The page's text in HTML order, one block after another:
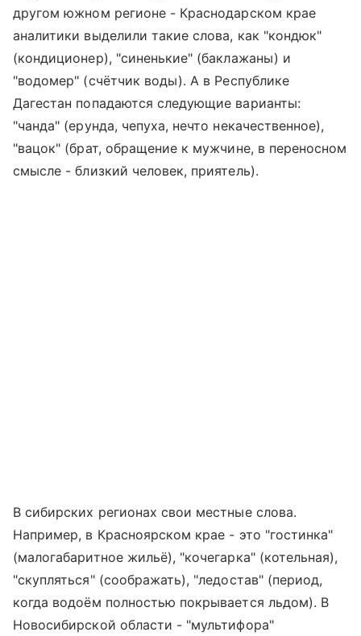
другом южном регионе - Краснодарском крае
аналитики выделили такие слова, как "кондюк"
(кондиционер), "синенькие" (баклажаны) и
"водомер" (счётчик воды). А в Республике
Дагестан попадаются следующие варианты:
"чанда" (ерунда, чепуха, нечто некачественное),
"вацок" (брат, обращение к мужчине, в переносном
смысле - близкий человек, приятель).
В сибирских регионах свои местные слова.
Например, в Красноярском крае - это "гостинка"
(малогабаритное жильё), "кочегарка" (котельная),
"скупляться" (соображать), "ледостав" (период,
когда водоём полностью покрывается льдом). В
Новосибирской области - "мультифора"